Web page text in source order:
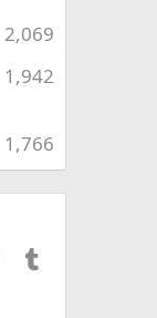
2,069
1,942
1,766
Pinterest